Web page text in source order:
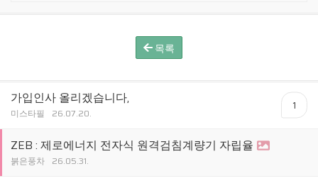
목록
가입인사 올리겠습니다,
미스타필 26.07.20.
1
ZEB : 제로에너지 전자식 원격검침계량기 자립율
붉은풍차 26.05.31.